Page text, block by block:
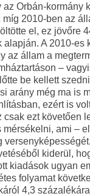
az Orbán-kormány
míg 2010-ben az
el, ez jövőre
alapján. A 2010-es
az állam a
–
be kellett
arány még ma is
ezért is
csak ezt követően
mérsékelni, ami –
kiderül,
kiadások ugyan
folyamat
4,3